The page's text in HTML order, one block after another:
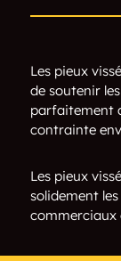
Les pieux
de soutenir
parfaitement
contrainte
Les pieux
solidement
commerciaux